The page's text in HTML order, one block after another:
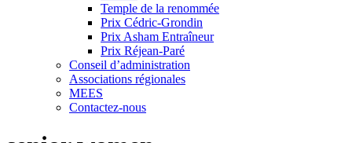
Temple de la renommée
Prix Cédric-Grondin
Prix Asham Entraîneur
Prix Réjean-Paré
Conseil d’administration
Associations régionales
MEES
Contactez-nous